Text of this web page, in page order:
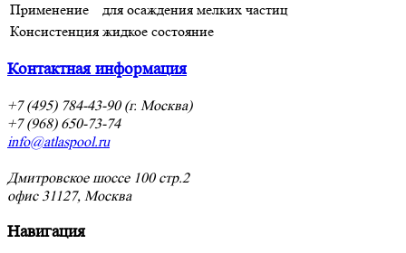
Применение
для осаждения мелких частиц
Консистенция жидкое состояние
Контактная информация
+7 (495) 784-43-90 (г. Москва)
+7 (968) 650-73-74
info@atlaspool.ru
Дмитровское шоссе 100 стр.2
офис 31127, Москва
Навигация